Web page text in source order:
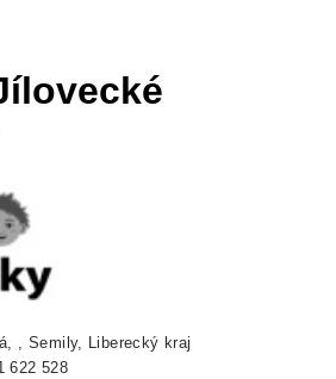
, Semily, Liberecký kraj
622 528